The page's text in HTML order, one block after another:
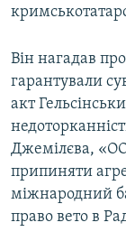
Він нагадав
гарантували
акт
Джемілєва,
припиняти
міжнародний
право вето в